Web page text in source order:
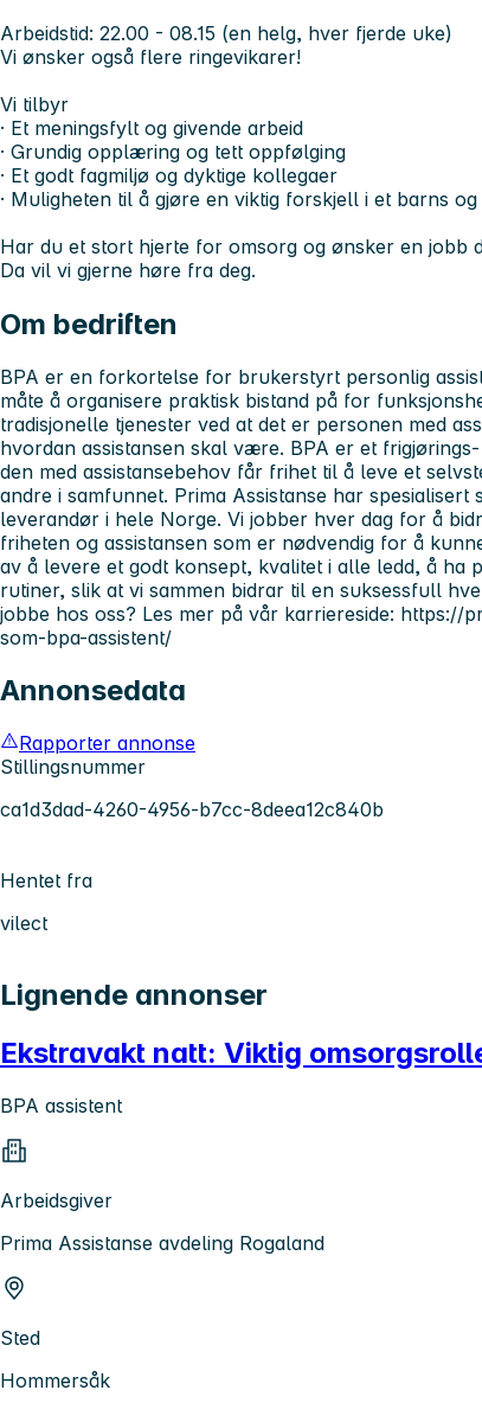
Arbeidstid: 22.00 - 08.15 (en helg, hver fjerde uke)
Vi ønsker også flere ringevikarer!
Vi tilbyr
· Et meningsfylt og givende arbeid
· Grundig opplæring og tett oppfølging
· Et godt fagmiljø og dyktige kollegaer
· Muligheten til å gjøre en viktig forskjell i et barns
Har du et stort hjerte for omsorg og ønsker en jobb
Da vil vi gjerne høre fra deg.
Om bedriften
BPA er en forkortelse for brukerstyrt personlig
måte å organisere praktisk bistand på for
tradisjonelle tjenester ved at det er personen med
hvordan assistansen skal være. BPA er et
den med assistansebehov får frihet til å leve et
andre i samfunnet. Prima Assistanse har spesialisert
leverandør i hele Norge. Vi jobber hver dag for å
friheten og assistansen som er nødvendig for å
av å levere et godt konsept, kvalitet i alle ledd, å ha
rutiner, slik at vi sammen bidrar til en suksessfull
jobbe hos oss? Les mer på vår karriereside: https://
som-bpa-assistent/
Annonsedata
Rapporter annonse
Stillingsnummer
ca1d3dad-4260-4956-b7cc-8deea12c840b
Hentet fra
vilect
Lignende annonser
Ekstravakt natt: Viktig
BPA assistent
Arbeidsgiver
Prima Assistanse avdeling Rogaland
Sted
Hommersåk